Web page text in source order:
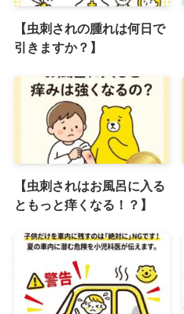
【虫刺されの腫れは何日で
引きますか？】
【虫刺されはお風呂に入る
ともっと痒くなる！？】